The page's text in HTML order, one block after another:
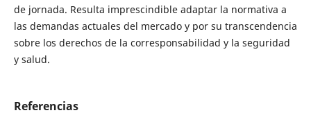
de jornada. Resulta imprescindible adaptar la normativa a
las demandas actuales del mercado y por su transcendencia
sobre los derechos de la corresponsabilidad y la seguridad
y salud.
Referencias